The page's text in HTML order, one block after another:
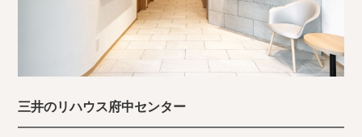
三井のリハウス府中センター